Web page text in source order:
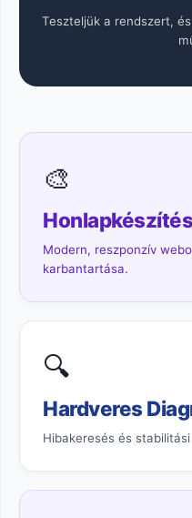
Teszteljük a rendszert,
🎨
Honlapkészítés
Modern, reszponzív
karbantartása.
🔍
Hardveres
Hibakeresés és